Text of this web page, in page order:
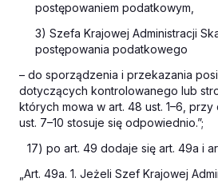
postępowaniem podatkowym,
3) Szefa Krajowej Administracji
postępowania podatkowego
– do sporządzenia i przekazania
dotyczących kontrolowanego lub
których mowa w art. 48 ust. 1–6,
ust. 7–10 stosuje się odpowiednio.”;
17) po art. 49 dodaje się art. 49a i
„Art. 49a. 1. Jeżeli Szef Krajowej